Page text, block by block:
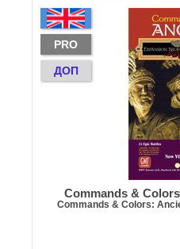
PRO
ДОП
Commands &
Commands & Colors: